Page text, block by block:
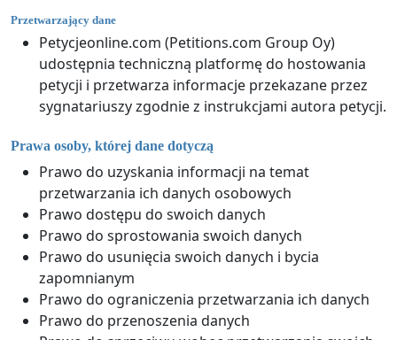
Przetwarzający dane
Petycjeonline.com (Petitions.com Group Oy)
udostępnia techniczną platformę do hostowania
petycji i przetwarza informacje przekazane przez
sygnatariuszy zgodnie z instrukcjami autora petycji.
Prawa osoby, której dane dotyczą
Prawo do uzyskania informacji na temat
przetwarzania ich danych osobowych
Prawo dostępu do swoich danych
Prawo do sprostowania swoich danych
Prawo do usunięcia swoich danych i bycia
zapomnianym
Prawo do ograniczenia przetwarzania ich danych
Prawo do przenoszenia danych